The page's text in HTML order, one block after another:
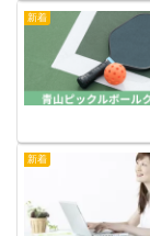
新着
新着